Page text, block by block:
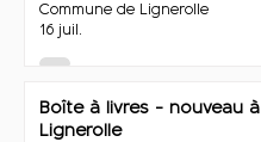
Commune de Lignerolle
16 juil.
Boîte à livres - nouveau à
Lignerolle